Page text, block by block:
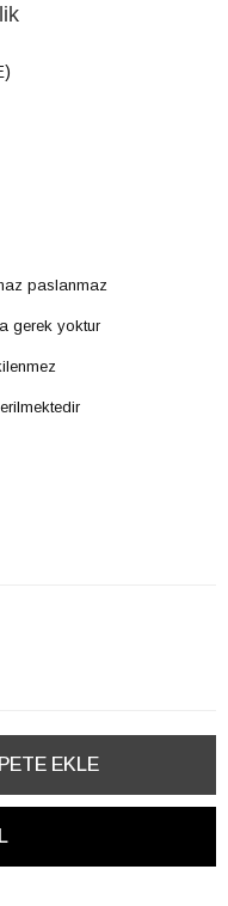
paslanmaz
gerek yoktur